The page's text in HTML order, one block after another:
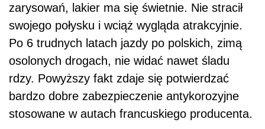
zarysowań, lakier ma się świetnie. Nie stracił
swojego połysku i wciąż wygląda atrakcyjnie.
Po 6 trudnych latach jazdy po polskich, zimą
osolonych drogach, nie widać nawet śladu
rdzy. Powyższy fakt zdaje się potwierdzać
bardzo dobre zabezpieczenie antykorozyjne
stosowane w autach francuskiego producenta.